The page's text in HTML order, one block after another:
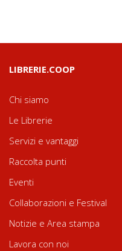
LIBRERIE.COOP
Chi siamo
Le Librerie
Servizi e vantaggi
Raccolta punti
Eventi
Collaborazioni e Festival
Notizie e Area stampa
Lavora con noi